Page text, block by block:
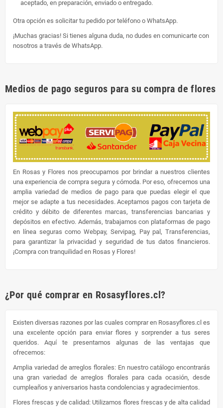
aceptado, en preparación, enviado o entregado.
Otra opción es solicitar tu pedido por teléfono o WhatsApp.
¡Muchas gracias! Si tienes alguna duda, no dudes en comunicarte con
nosotros a través de WhatsApp.
Medios de pago seguros para su compra de flores
En Rosas y Flores nos preocupamos por brindar a nuestros clientes
una experiencia de compra segura y cómoda. Por eso, ofrecemos una
amplia variedad de medios de pago para que puedas elegir el que
mejor se adapte a tus necesidades. Aceptamos pagos con tarjeta de
crédito y débito de diferentes marcas, transferencias bancarias y
depósitos en efectivo. Además, trabajamos con plataformas de pago
en línea seguras como Webpay, Servipag, Pay pal, Transferencias,
para garantizar la privacidad y seguridad de tus datos financieros.
¡Compra con tranquilidad en Rosas y Flores!
¿Por qué comprar en Rosasyflores.cl?
Existen diversas razones por las cuales comprar en Rosasyflores.cl es
una excelente opción para enviar flores y sorprender a tus seres
queridos. Aquí te presentamos algunas de las ventajas que
ofrecemos:
Amplia variedad de arreglos florales: En nuestro catálogo encontrarás
una gran variedad de arreglos florales para cada ocasión, desde
cumpleaños y aniversarios hasta condolencias y agradecimientos.
Flores frescas y de calidad: Utilizamos flores frescas y de alta calidad